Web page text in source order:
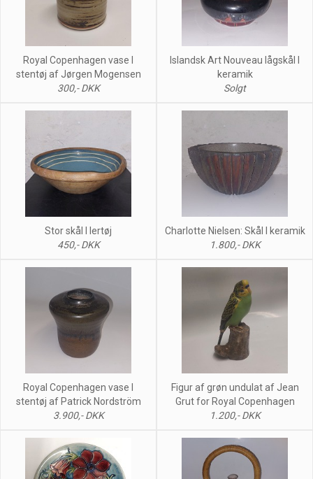
Royal Copenhagen vase I
stentøj af Jørgen Mogensen
300,- DKK
Islandsk Art Nouveau lågskål I
keramik
Solgt
Stor skål I lertøj
450,- DKK
Charlotte Nielsen: Skål I keramik
1.800,- DKK
Royal Copenhagen vase I
stentøj af Patrick Nordström
3.900,- DKK
Figur af grøn undulat af Jean
Grut for Royal Copenhagen
1.200,- DKK